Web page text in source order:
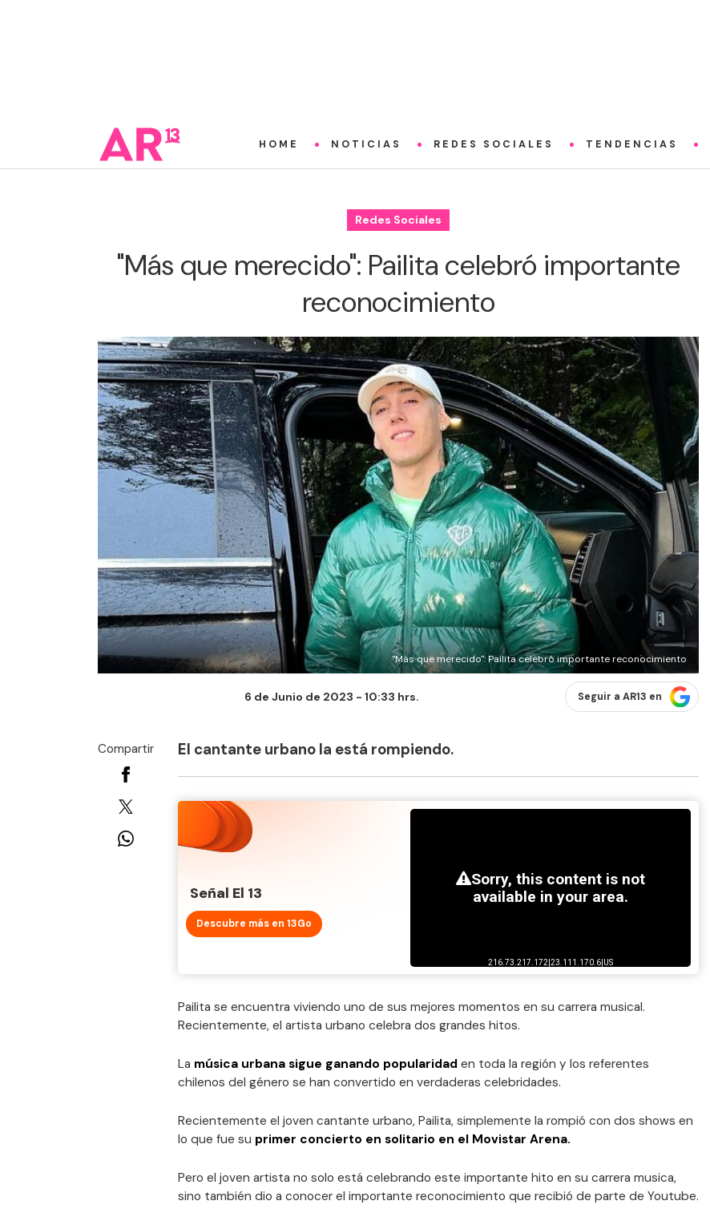
HOME NOTICIAS REDES SOCIALES TENDENCIAS
Redes Sociales
"Más que merecido": Pailita celebró importante
reconocimiento
"Más que merecido": Pailita celebró importante reconocimiento
6 de Junio de 2023 - 10:33 hrs. Seguir a AR13 en
Compartir El cantante urbano la está rompiendo.
Señal El 13
Descubre más en 13Go
Pailita se encuentra viviendo uno de sus mejores momentos en su carrera musical.
Recientemente, el artista urbano celebra dos grandes hitos.
La música urbana sigue ganando popularidad en toda la región y los referentes
chilenos del género se han convertido en verdaderas celebridades.
Recientemente el joven cantante urbano, Pailita, simplemente la rompió con dos shows en
lo que fue su primer concierto en solitario en el Movistar Arena.
Pero el joven artista no solo está celebrando este importante hito en su carrera musica,
sino también dio a conocer el importante reconocimiento que recibió de parte de Youtube.